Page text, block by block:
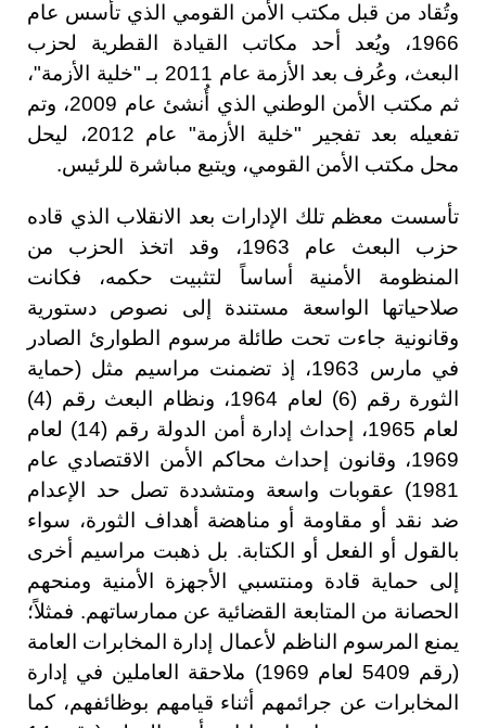
وتُقاد من قبل مكتب الأمن القومي الذي تأسس عام
1966، ويُعد أحد مكاتب القيادة القطرية لحزب
البعث، وعُرف بعد الأزمة عام 2011 بـ "خلية الأزمة"،
ثم مكتب الأمن الوطني الذي أُنشئ عام 2009، وتم
تفعيله بعد تفجير "خلية الأزمة" عام 2012، ليحل
محل مكتب الأمن القومي، ويتبع مباشرة للرئيس.
تأسست معظم تلك الإدارات بعد الانقلاب الذي قاده
حزب البعث عام 1963، وقد اتخذ الحزب من
المنظومة الأمنية أساساً لتثبيت حكمه، فكانت
صلاحياتها الواسعة مستندة إلى نصوص دستورية
وقانونية جاءت تحت طائلة مرسوم الطوارئ الصادر
في مارس 1963، إذ تضمنت مراسيم مثل (حماية
الثورة رقم (6) لعام 1964، ونظام البعث رقم (4)
لعام 1965، إحداث إدارة أمن الدولة رقم (14) لعام
1969، وقانون إحداث محاكم الأمن الاقتصادي عام
1981) عقوبات واسعة ومتشددة تصل حد الإعدام
ضد نقد أو مقاومة أو مناهضة أهداف الثورة، سواء
بالقول أو الفعل أو الكتابة. بل ذهبت مراسيم أخرى
إلى حماية قادة ومنتسبي الأجهزة الأمنية ومنحهم
الحصانة من المتابعة القضائية عن ممارساتهم. فمثلاً؛
يمنع المرسوم الناظم لأعمال إدارة المخابرات العامة
(رقم 5409 لعام 1969) ملاحقة العاملين في إدارة
المخابرات عن جرائمهم أثناء قيامهم بوظائفهم، كما